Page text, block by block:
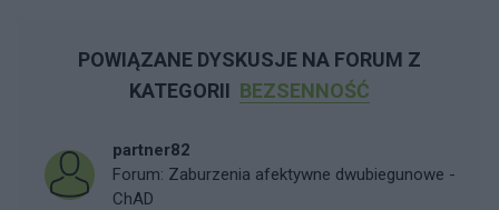
POWIĄZANE DYSKUSJE NA FORUM Z
KATEGORII BEZSENNOŚĆ
partner82
Forum: Zaburzenia afektywne dwubiegunowe -
ChAD